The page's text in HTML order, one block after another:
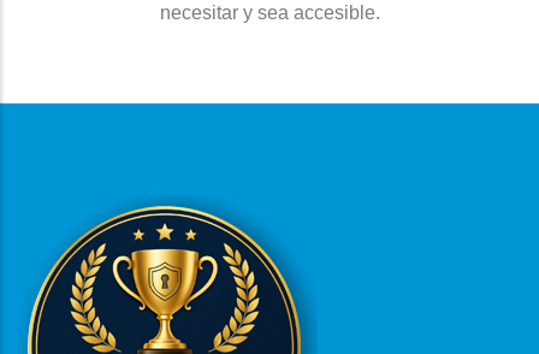
necesitar y sea accesible.